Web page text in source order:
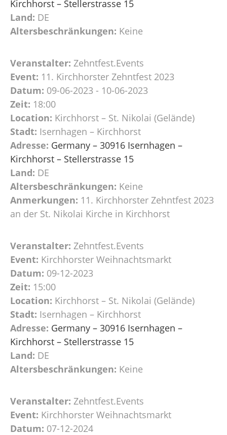
Kirchhorst – Stellerstrasse 15
Land: DE
Altersbeschränkungen: Keine
Veranstalter: Zehntfest.Events
Event: 11. Kirchhorster Zehntfest 2023
Datum: 09-06-2023 - 10-06-2023
Zeit: 18:00
Location: Kirchhorst – St. Nikolai (Gelände)
Stadt: Isernhagen – Kirchhorst
Adresse: Germany – 30916 Isernhagen –
Kirchhorst – Stellerstrasse 15
Land: DE
Altersbeschränkungen: Keine
Anmerkungen: 11. Kirchhorster Zehntfest 2023
an der St. Nikolai Kirche in Kirchhorst
Veranstalter: Zehntfest.Events
Event: Kirchhorster Weihnachtsmarkt
Datum: 09-12-2023
Zeit: 15:00
Location: Kirchhorst – St. Nikolai (Gelände)
Stadt: Isernhagen – Kirchhorst
Adresse: Germany – 30916 Isernhagen –
Kirchhorst – Stellerstrasse 15
Land: DE
Altersbeschränkungen: Keine
Veranstalter: Zehntfest.Events
Event: Kirchhorster Weihnachtsmarkt
Datum: 07-12-2024